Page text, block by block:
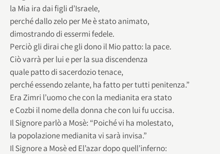
la Mia ira dai figli d’Israele,
perché dallo zelo per Me è stato animato,
dimostrando di essermi fedele.
Perciò gli dirai che gli dono il Mio patto: la pace.
Ciò varrà per lui e per la sua discendenza
quale patto di sacerdozio tenace,
perché essendo zelante, ha fatto per tutti penitenza.”
Era Zimri l’uomo che con la medianita era stato
e Cozbi il nome della donna che con lui fu uccisa.
Il Signore parlò a Mosè: “Poiché vi ha molestato,
la popolazione medianita vi sarà invisa.”
Il Signore a Mosè ed El’azar dopo quell’inferno: